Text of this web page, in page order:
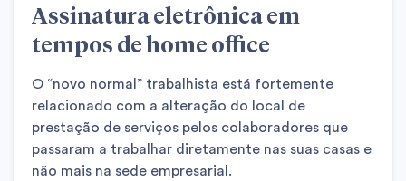
Assinatura eletrônica em
tempos de home office
O “novo normal” trabalhista está fortemente
relacionado com a alteração do local de
prestação de serviços pelos colaboradores que
passaram a trabalhar diretamente nas suas casas e
não mais na sede empresarial.